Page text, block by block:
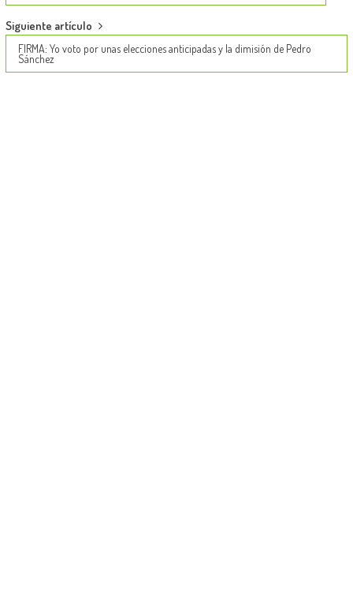
Siguiente artículo
FIRMA: Yo voto por unas elecciones anticipadas y la dimisión de Pedro
Sánchez